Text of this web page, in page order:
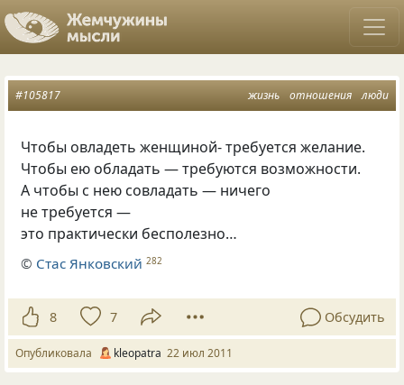
жизнь отношения люди
#105817
Чтобы овладеть женщиной- требуется желание.
Чтобы ею обладать — требуются возможности.
А чтобы с нею совладать — ничего
не требуется —
это практически бесполезно…
© Стас Янковский 282
8 7 Обсудить
Опубликовала kleopatra 22 июл 2011